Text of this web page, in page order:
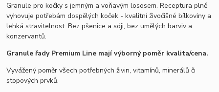
Granule pro kočky s jemným a voňavým lososem. Receptura plně
vyhovuje potřebám dospělých koček - kvalitní živočišné bílkoviny a
lehká stravitelnost. Bez pšenice a sóji, bez umělých barviv a
konzervantů.
Granule řady Premium Line mají výborný poměr kvalita/cena.
Vyvážený poměr všech potřebných živin, vitamínů, minerálů či
stopových prvků.